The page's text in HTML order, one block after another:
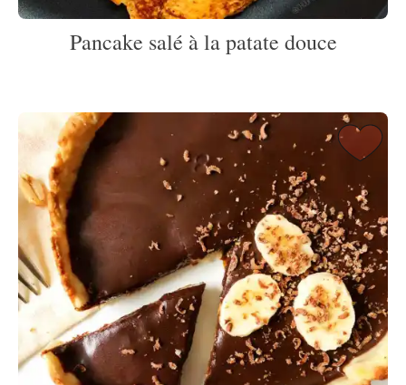
Pancake salé à la patate douce